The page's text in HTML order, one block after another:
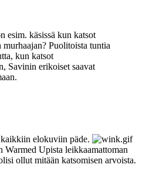
esim. käsissä kun katsot
Puolitoista tuntia
kun katsot
Savinin erikoiset saavat
elokuviin päde.
Upista leikkaamattoman
ollut mitään katsomisen arvoista.